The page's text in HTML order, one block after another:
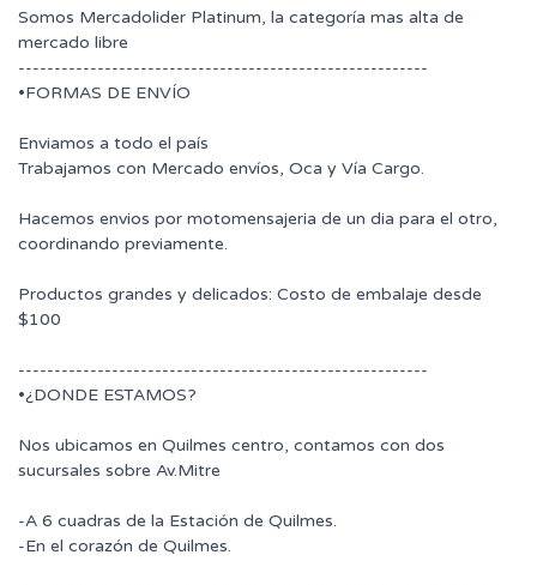
Somos Mercadolider Platinum, la categoría mas alta de
mercado libre
---------------------------------------------------------
•FORMAS DE ENVÍO
Enviamos a todo el país
Trabajamos con Mercado envíos, Oca y Vía Cargo.
Hacemos envios por motomensajeria de un dia para el otro,
coordinando previamente.
Productos grandes y delicados: Costo de embalaje desde
$100
---------------------------------------------------------
•¿DONDE ESTAMOS?
Nos ubicamos en Quilmes centro, contamos con dos
sucursales sobre Av.Mitre
-A 6 cuadras de la Estación de Quilmes.
-En el corazón de Quilmes.